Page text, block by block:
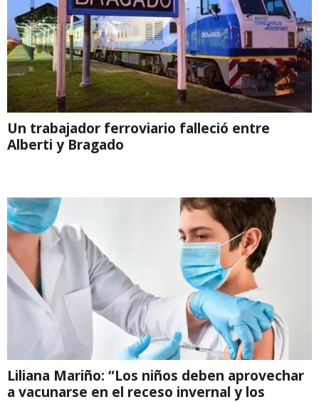
Un trabajador ferroviario falleció entre
Alberti y Bragado
Liliana Mariño: “Los niños deben aprovechar
a vacunarse en el receso invernal y los